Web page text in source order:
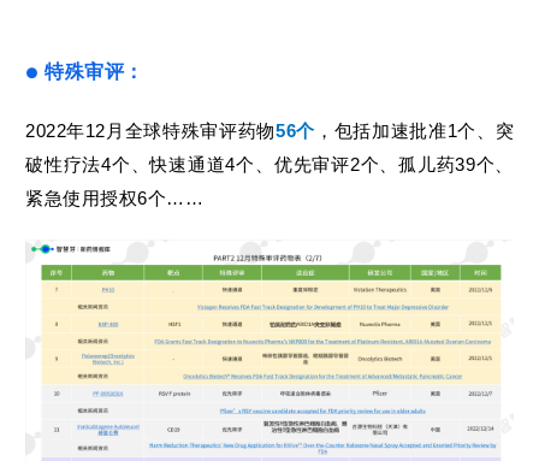
● 特殊审评：
2022年12月全球特殊审评药物56个，包括加速批准1个、突
破性疗法4个、快速通道4个、优先审评2个、孤儿药39个、
紧急使用授权6个……